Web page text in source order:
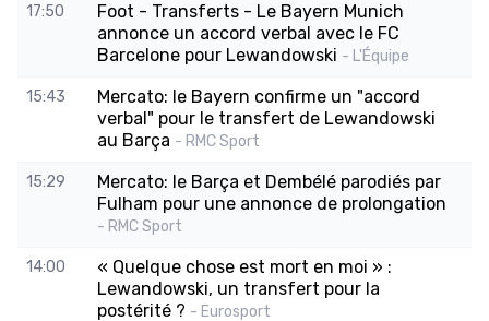
17:50
Foot - Transferts - Le Bayern Munich
annonce un accord verbal avec le FC
Barcelone pour Lewandowski - L'Équipe
15:43
Mercato: le Bayern confirme un "accord
verbal" pour le transfert de Lewandowski
au Barça - RMC Sport
15:29
Mercato: le Barça et Dembélé parodiés par
Fulham pour une annonce de prolongation
- RMC Sport
14:00
« Quelque chose est mort en moi » :
Lewandowski, un transfert pour la
postérité ? - Eurosport